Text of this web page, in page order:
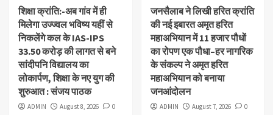
शिक्षा क्रांति:-अब गांव में ही
मिलेगा उज्ज्वल भविष्य यहीं से
निकलेंगे कल के IAS-IPS
33.50 करोड़ की लागत से बने
सांदीपनि विद्यालय का
लोकार्पण, शिक्षा के नए युग की
शुरुआत : संजय पाठक
ADMIN August 8, 2026 0
जनसैलाब ने लिखी हरित क्रांति
की नई इबारत अमृत हरित
महाअभियान में 11 हजार पौधों
का रोपण एक पौधा–हर नागरिक
के संकल्प ने अमृत हरित
महाअभियान को बनाया
जनआंदोलन
ADMIN August 7, 2026 0